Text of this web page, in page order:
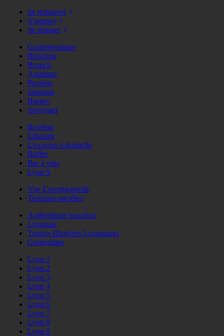
Se retrouver
S'amuser
Se reposer
Gastronomique
Bouchon
Brunch
Asiatique
Pizzéria
Japonais
Burger
Savoyard
Rooftop
Libanais
Livraison à domicile
Buffet
Bar à vins
Lyon 9
Vue Exceptionnelle
Terrasses secrètes
Authentique bouchon
Lyonnais
Toques Blanches Lyonnaises
Grenouilles
Lyon 1
Lyon 2
Lyon 3
Lyon 4
Lyon 5
Lyon 6
Lyon 7
Lyon 8
Lyon 9